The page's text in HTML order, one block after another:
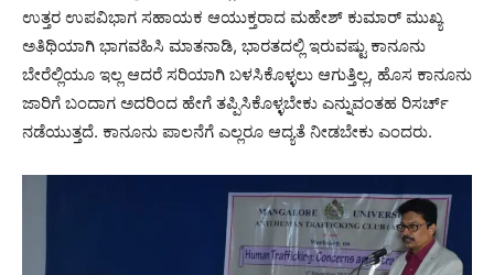
ಉತ್ತರ ಉಪವಿಭಾಗ ಸಹಾಯಕ ಆಯುಕ್ತರಾದ ಮಹೇಶ್ ಕುಮಾರ್ ಮುಖ್ಯ
ಅತಿಥಿಯಾಗಿ ಭಾಗವಹಿಸಿ ಮಾತನಾಡಿ, ಭಾರತದಲ್ಲಿ ಇರುವಷ್ಟು ಕಾನೂನು
ಬೇರೆಲ್ಲಿಯೂ ಇಲ್ಲ ಆದರೆ ಸರಿಯಾಗಿ ಬಳಸಿಕೊಳ್ಳಲು ಆಗುತ್ತಿಲ್ಲ, ಹೊಸ ಕಾನೂನು
ಜಾರಿಗೆ ಬಂದಾಗ ಅದರಿಂದ ಹೇಗೆ ತಪ್ಪಿಸಿಕೊಳ್ಳಬೇಕು ಎನ್ನುವಂತಹ ರಿಸರ್ಚ್
ನಡೆಯುತ್ತದೆ. ಕಾನೂನು ಪಾಲನೆಗೆ ಎಲ್ಲರೂ ಆದ್ಯತೆ ನೀಡಬೇಕು ಎಂದರು.